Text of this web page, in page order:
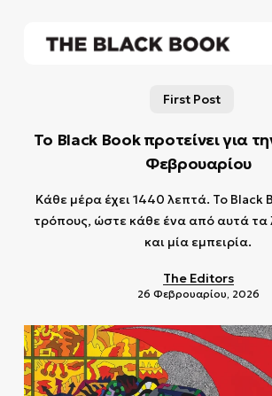
First Post
Το Black Book προτείνει για
Φεβρουαρίου
Κάθε μέρα έχει 1440 λεπτά. Το Black
τρόπους, ώστε κάθε ένα από αυτά τα
και μία εμπειρία.
The Editors
26 Φεβρουαρίου, 2026